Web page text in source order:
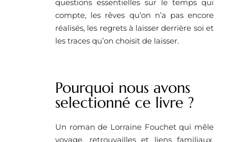
questions essentielles sur le temps qui
compte, les rêves qu’on n’a pas encore
réalisés, les regrets à laisser derrière soi et
les traces qu’on choisit de laisser.
Pourquoi nous avons
selectionné ce livre ?
Un roman de Lorraine Fouchet qui mêle
voyage, retrouvailles et liens familiaux,